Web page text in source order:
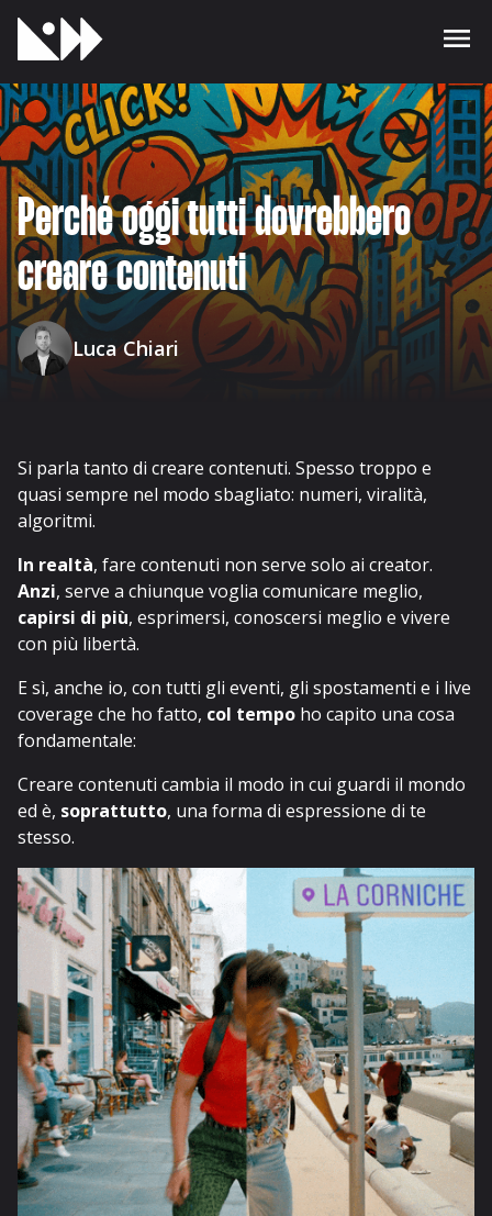
Perché oggi tutti dovrebbero
creare contenuti
Luca Chiari
Si parla tanto di creare contenuti. Spesso troppo e
quasi sempre nel modo sbagliato: numeri, viralità,
algoritmi.
In realtà, fare contenuti non serve solo ai creator.
Anzi, serve a chiunque voglia comunicare meglio,
capirsi di più, esprimersi, conoscersi meglio e vivere
con più libertà.
E sì, anche io, con tutti gli eventi, gli spostamenti e i live
coverage che ho fatto, col tempo ho capito una cosa
fondamentale:
Creare contenuti cambia il modo in cui guardi il mondo
ed è, soprattutto, una forma di espressione di te
stesso.